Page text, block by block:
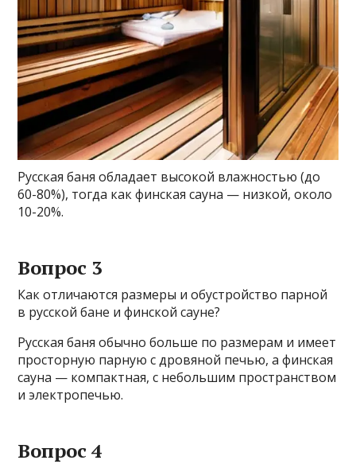
Русская баня обладает высокой влажностью (до
60-80%), тогда как финская сауна — низкой, около
10-20%.
Вопрос 3
Как отличаются размеры и обустройство парной
в русской бане и финской сауне?
Русская баня обычно больше по размерам и имеет
просторную парную с дровяной печью, а финская
сауна — компактная, с небольшим пространством
и электропечью.
Вопрос 4